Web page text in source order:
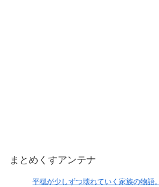
まとめくすアンテナ
平穏が少しずつ壊れていく家族の物語。